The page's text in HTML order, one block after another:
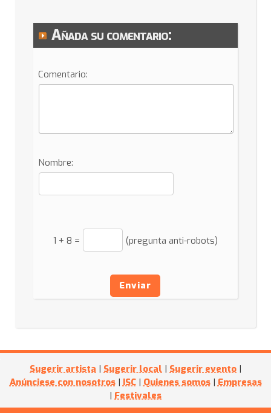
Añada su comentario:
Comentario:
Nombre:
1 + 8 = (pregunta anti-robots)
Enviar
Sugerir artista | Sugerir local | Sugerir evento |
Anúnciese con nosotros | ISC | Quienes somos | Empresas
| Festivales